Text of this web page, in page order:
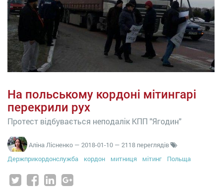
На польському кордоні мітингарі
перекрили рух
Протест відбувається неподалік КПП "Ягодин"
Аліна Лісненко — 2018-01-10 — 2118 переглядів
Держприкордонслужба
кордон митниця мітинг Польща